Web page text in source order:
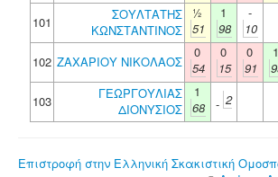
101
ΣΟΥΛΤΑΤΗΣ
ΚΩΝΣΤΑΝΤΙΝΟΣ
½
51
1
98
-
10
102 ΖΑΧΑΡΙΟΥ ΝΙΚΟΛΑΟΣ
0
54
0
15
0
91
1
103
ΓΕΩΡΓΟΥΛΙΑΣ
ΔΙΟΝΥΣΙΟΣ
1
68
- 2
Επιστροφή στην Ελληνική Σκακιστική